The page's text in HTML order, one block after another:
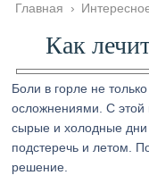
Главная ›
Как
Боли в горле не
осложнениями. С этой
сырые и холодные дни
подстеречь и летом.
решение.